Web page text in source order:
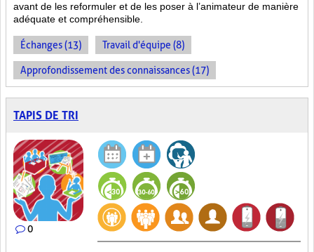
avant de les reformuler et de les poser à l’animateur de manière
adéquate et compréhensible.
Échanges (13) Travail d'équipe (8)
Approfondissement des connaissances (17)
TAPIS DE TRI
0